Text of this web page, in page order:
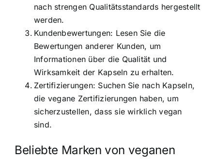
nach strengen Qualitätsstandards hergestellt
werden.
Kundenbewertungen: Lesen Sie die
Bewertungen anderer Kunden, um
Informationen über die Qualität und
Wirksamkeit der Kapseln zu erhalten.
Zertifizierungen: Suchen Sie nach Kapseln,
die vegane Zertifizierungen haben, um
sicherzustellen, dass sie wirklich vegan
sind.
Beliebte Marken von veganen